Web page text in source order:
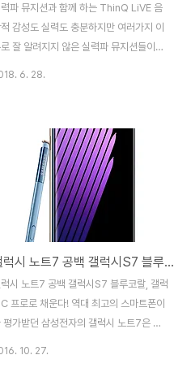
파 뮤지션과 함께 하는 ThinQ LiVE 음
감성도 실력도 충분하지만 여러가지 이
잘 알려지지 않은 실력파 뮤지션들이
파 뮤지션들의 음악을 들을 수 있는
LiVE는 음악에 대한 열정과 뛰어난
력을 가졌지만 잘 알려지지 않은 뮤지션들
소개하는 채널인데요, 뮤지션의 라이브 음
을 보고 듣을 수 있도록 구성되어 있습니
. 현재 총 12팀의 뮤지션이 소개되어 있는
, 모든 뮤지션들이 LG G7 씽큐의 고음
녹음과 카메라 영상으로 촬영을 했다고 합
다. ThinQ LiVE를 통해 소개된 뮤지션과
들..
6. 28.
갤럭시 노트7 공백 갤럭시S7 블루코랄, 갤럭시C 프로로 채운다!
시 노트7 공백 갤럭시S7 블루코랄, 갤럭
프로로 채운다! 역대 최고의 스마트폰이
평가받던 삼성전자의 갤럭시 노트7은 출
10. 27.